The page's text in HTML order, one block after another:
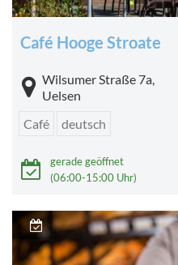
Café Hooge Stroate
Wilsumer Straße 7a,
Uelsen
Café
deutsch
gerade geöffnet
(06:00-15:00 Uhr)